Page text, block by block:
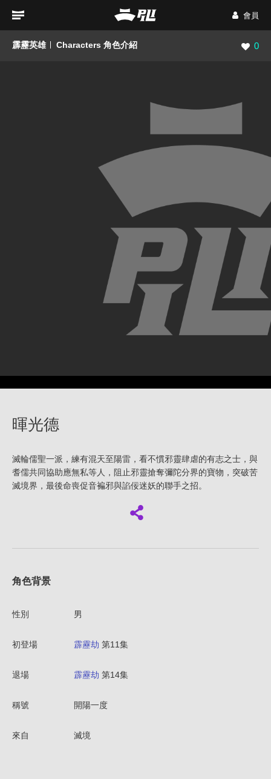
會員
霹靂英雄 Characters 角色介紹 瀏覽
0
暉光德
滅輪儒聖一派，練有混天至陽雷，看不慣邪靈肆虐的有志之士，與
耆儒共同協助應無私等人，阻止邪靈搶奪彌陀分界的寶物，突破苦
滅境界，最後命喪促音褊邪與諂佞迷妖的聯手之招。
角色背景
性別 男
初登場 霹靂劫 第11集
退場 霹靂劫 第14集
稱號 開陽一度
來自 滅境